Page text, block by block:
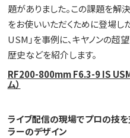
題がありました。この課題を解
をお使いいただくために登場し
USM」を事例に、キヤノンの超
歴史などを紹介します。
RF200-800mm F6.3-9 IS USM
ム）
ライブ配信の現場でプロの技
ラーのデザイン